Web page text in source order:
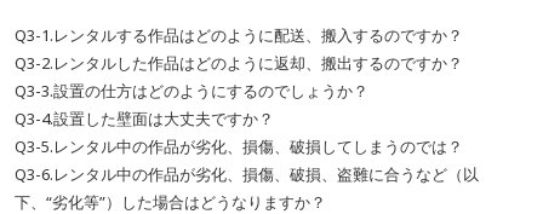
Q3-1.レンタルする作品はどのように配送、搬入するのですか？
Q3-2.レンタルした作品はどのように返却、搬出するのですか？
Q3-3.設置の仕方はどのようにするのでしょうか？
Q3-4.設置した壁面は大丈夫ですか？
Q3-5.レンタル中の作品が劣化、損傷、破損してしまうのでは？
Q3-6.レンタル中の作品が劣化、損傷、破損、盗難に合うなど（以
下、“劣化等”）した場合はどうなりますか？